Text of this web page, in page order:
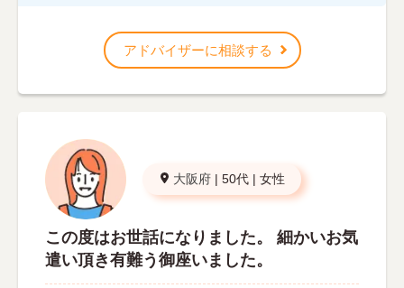
アドバイザーに相談する
大阪府 | 50代 | 女性
この度はお世話になりました。 細かいお気
遣い頂き有難う御座いました。